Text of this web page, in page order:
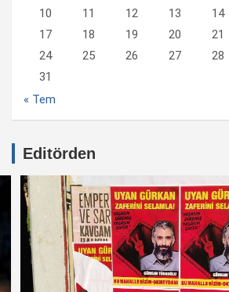
10
11 12 13 14
17
18 19 20 21
24
25 26 27 28
31
« Tem
Editörden